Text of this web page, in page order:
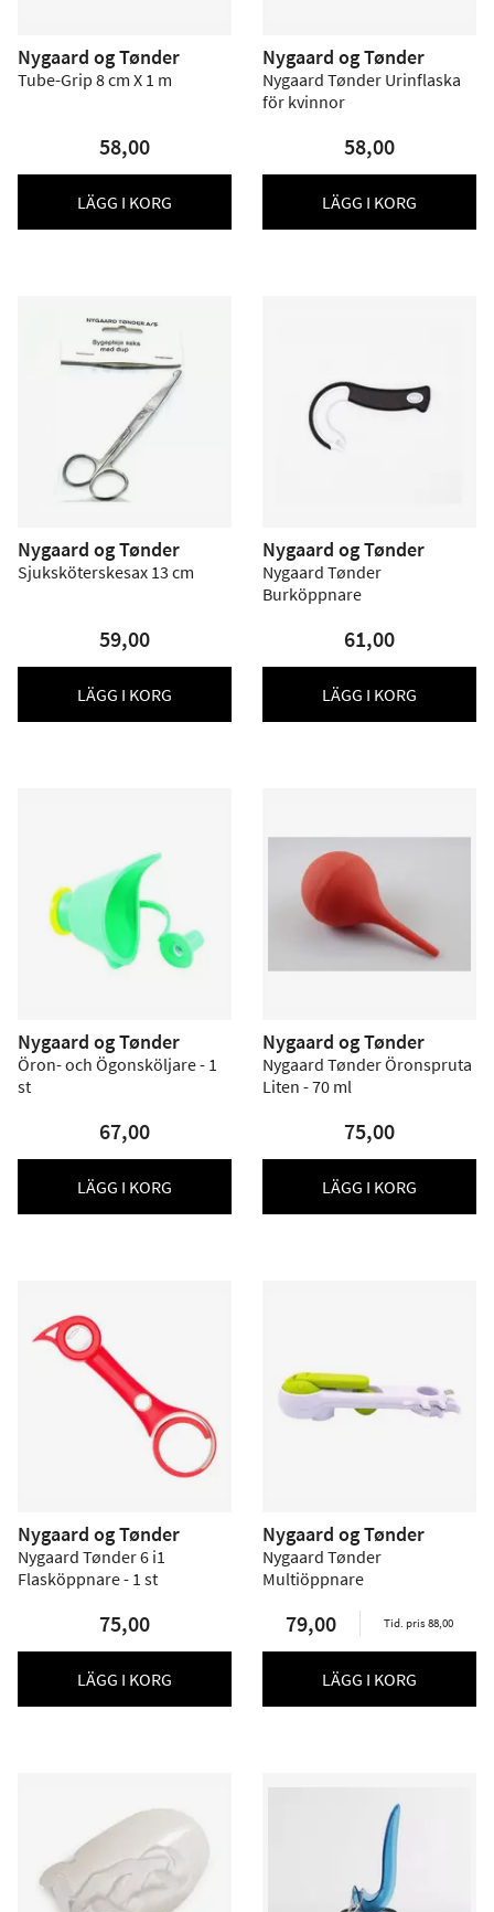
Nygaard og Tønder
Tube-Grip 8 cm X 1 m
58,00
LÄGG I KORG
Nygaard og Tønder
Nygaard Tønder Urinflaska
för kvinnor
58,00
LÄGG I KORG
Nygaard og Tønder
Sjuksköterskesax 13 cm
59,00
LÄGG I KORG
Nygaard og Tønder
Nygaard Tønder
Burköppnare
61,00
LÄGG I KORG
Nygaard og Tønder
Öron- och Ögonsköljare - 1
st
67,00
LÄGG I KORG
Nygaard og Tønder
Nygaard Tønder Öronspruta
Liten - 70 ml
75,00
LÄGG I KORG
Nygaard og Tønder
Nygaard Tønder 6 i1
Flasköppnare - 1 st
75,00
LÄGG I KORG
Nygaard og Tønder
Nygaard Tønder
Multiöppnare
79,00 Tid. pris 88,00
LÄGG I KORG